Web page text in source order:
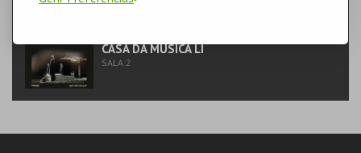
IMARHAN
CASA DA MÚSICA LI
SALA 2